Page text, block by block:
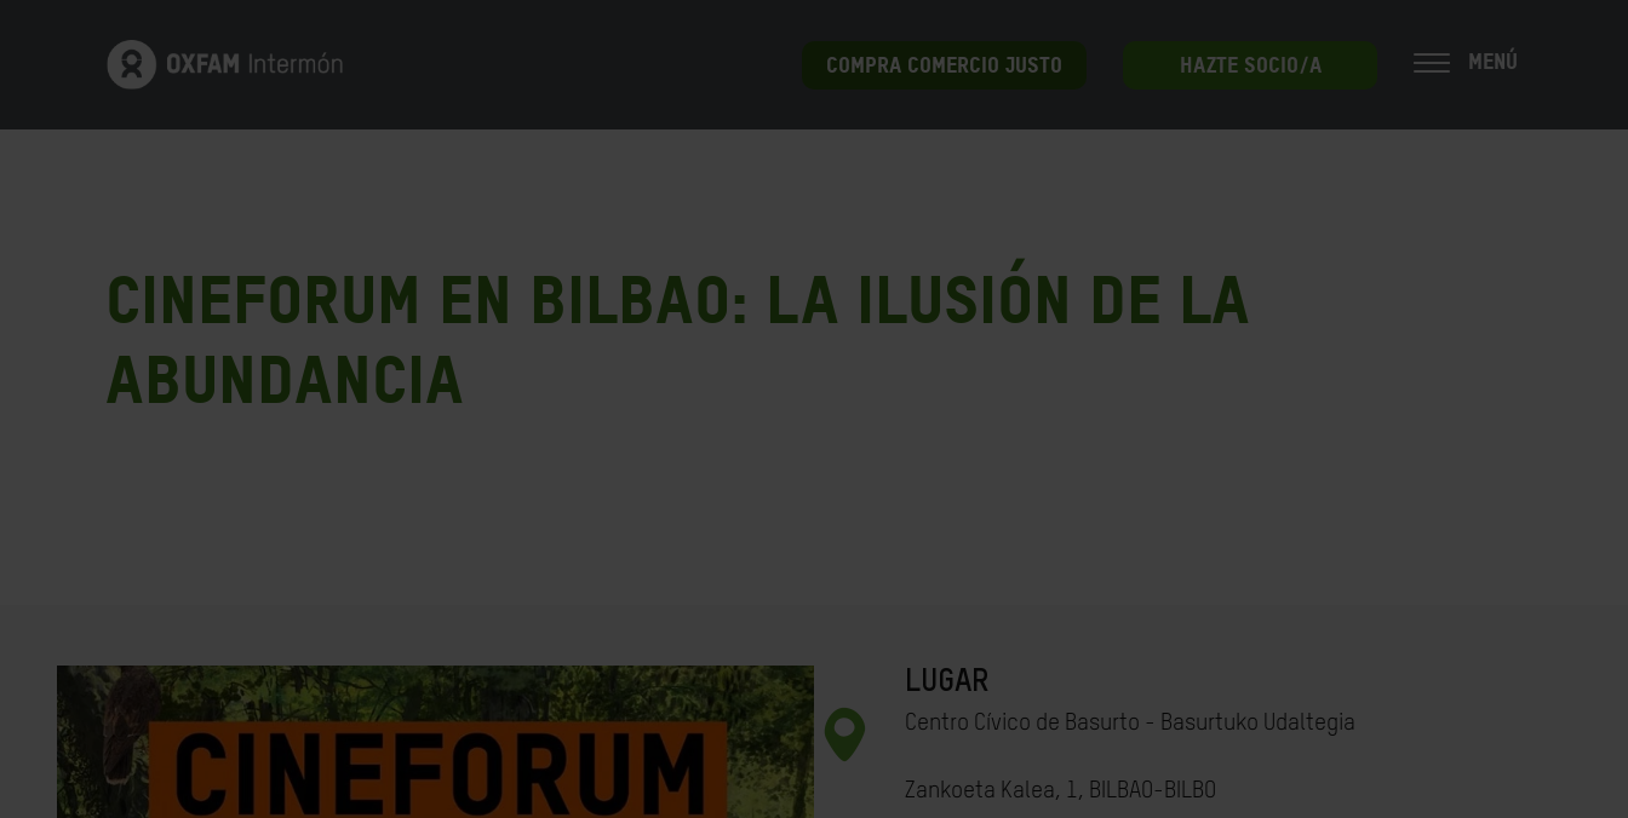
COMPRA COMERCIO JUSTO HAZTE SOCIO/A MENÚ
Cineforum en Bilbao: La ilusión de la
Abundancia
LUGAR
Centro Cívico de Basurto - Basurtuko Udaltegia
Zankoeta Kalea, 1, BILBAO-BILBO